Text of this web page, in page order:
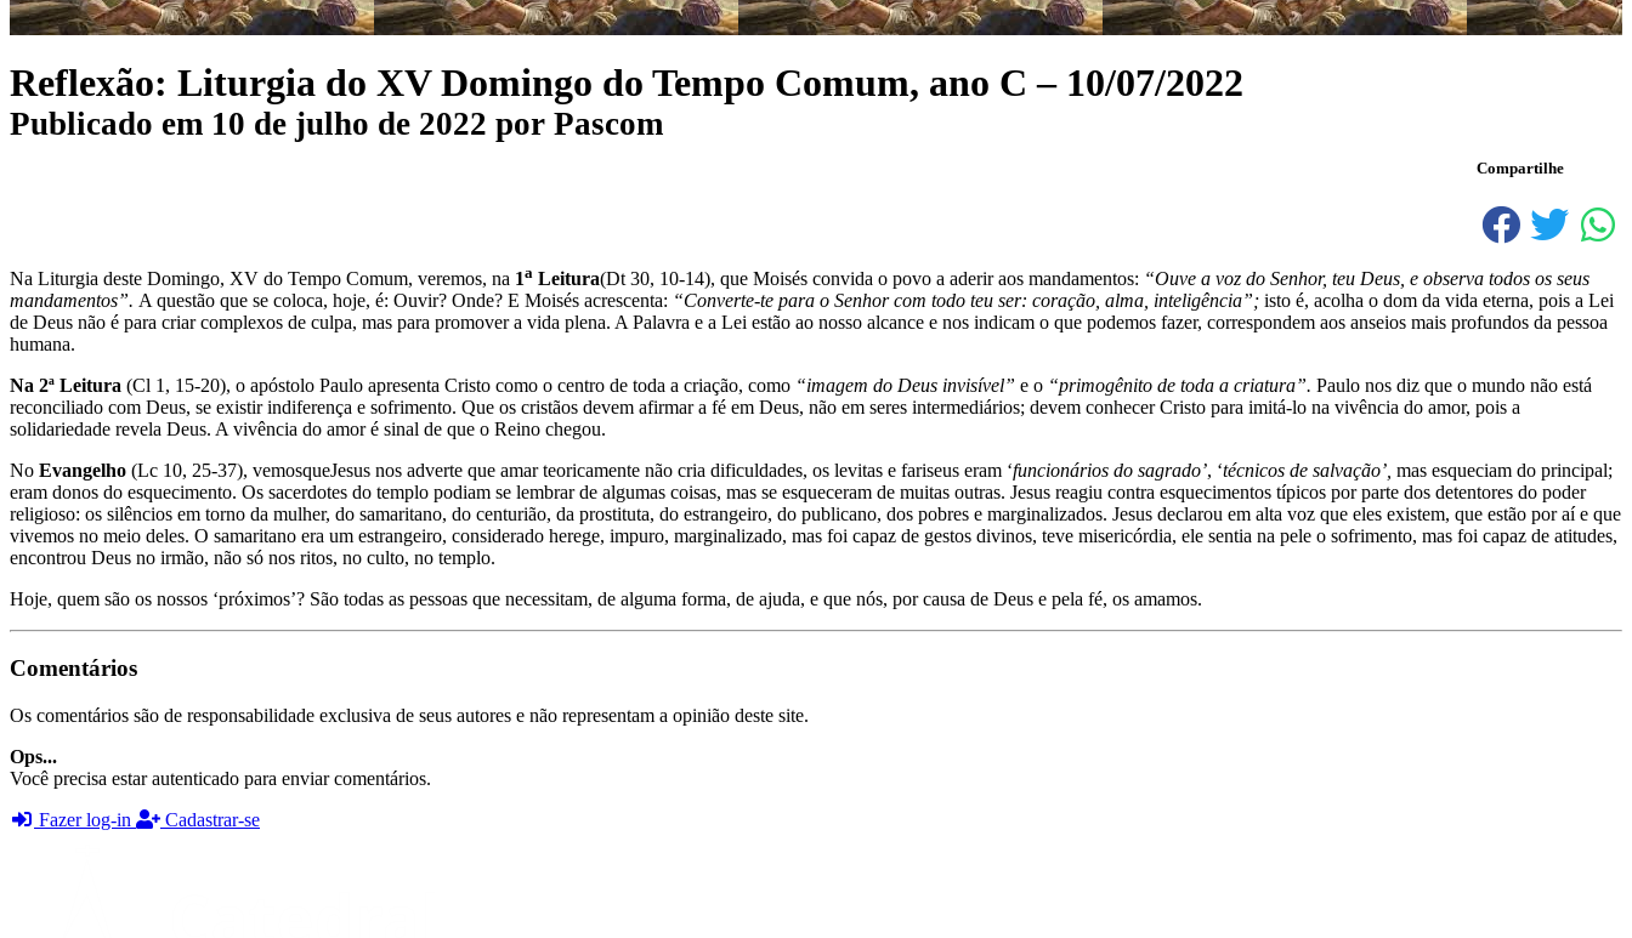
Reflexão: Liturgia do XV Domingo do Tempo Comum, ano C – 10/07/2022
Publicado em 10 de julho de 2022 por Pascom
Compartilhe
Na Liturgia deste Domingo, XV do Tempo Comum, veremos, na 1a Leitura(Dt 30, 10-14), que Moisés convida o povo a aderir aos mandamentos: “Ouve a voz do Senhor, teu Deus, e observa todos os seus
mandamentos”. A questão que se coloca, hoje, é: Ouvir? Onde? E Moisés acrescenta: “Converte-te para o Senhor com todo teu ser: coração, alma, inteligência”; isto é, acolha o dom da vida eterna, pois a Lei
de Deus não é para criar complexos de culpa, mas para promover a vida plena. A Palavra e a Lei estão ao nosso alcance e nos indicam o que podemos fazer, correspondem aos anseios mais profundos da pessoa
humana.
Na 2ª Leitura (Cl 1, 15-20), o apóstolo Paulo apresenta Cristo como o centro de toda a criação, como “imagem do Deus invisível” e o “primogênito de toda a criatura”. Paulo nos diz que o mundo não está
reconciliado com Deus, se existir indiferença e sofrimento. Que os cristãos devem afirmar a fé em Deus, não em seres intermediários; devem conhecer Cristo para imitá-lo na vivência do amor, pois a
solidariedade revela Deus. A vivência do amor é sinal de que o Reino chegou.
No Evangelho (Lc 10, 25-37), vemosqueJesus nos adverte que amar teoricamente não cria dificuldades, os levitas e fariseus eram ‘funcionários do sagrado’, ‘técnicos de salvação’, mas esqueciam do principal;
eram donos do esquecimento. Os sacerdotes do templo podiam se lembrar de algumas coisas, mas se esqueceram de muitas outras. Jesus reagiu contra esquecimentos típicos por parte dos detentores do poder
religioso: os silêncios em torno da mulher, do samaritano, do centurião, da prostituta, do estrangeiro, do publicano, dos pobres e marginalizados. Jesus declarou em alta voz que eles existem, que estão por aí e que
vivemos no meio deles. O samaritano era um estrangeiro, considerado herege, impuro, marginalizado, mas foi capaz de gestos divinos, teve misericórdia, ele sentia na pele o sofrimento, mas foi capaz de atitudes,
encontrou Deus no irmão, não só nos ritos, no culto, no templo.
Hoje, quem são os nossos ‘próximos’? São todas as pessoas que necessitam, de alguma forma, de ajuda, e que nós, por causa de Deus e pela fé, os amamos.
Comentários
Os comentários são de responsabilidade exclusiva de seus autores e não representam a opinião deste site.
Ops...
Você precisa estar autenticado para enviar comentários.
Fazer log-in
Cadastrar-se